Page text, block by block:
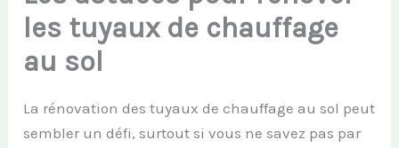
les tuyaux de chauffage
au sol
La rénovation des tuyaux de chauffage au sol peut
sembler un défi, surtout si vous ne savez pas par